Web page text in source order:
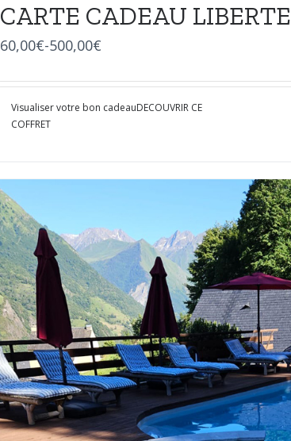
CARTE CADEAU LIBERTE
60,00€-500,00€
Visualiser votre bon cadeauDECOUVRIR CE
COFFRET